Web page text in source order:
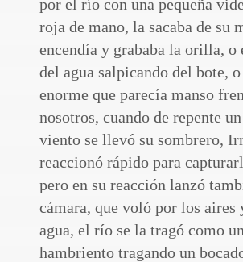
por el río con una pequeña
roja de mano, la sacaba de su
encendía y grababa la orilla, o
del agua salpicando del bote,
enorme que parecía manso
nosotros, cuando de repente
viento se llevó su sombrero,
reaccionó rápido para
pero en su reacción lanzó
cámara, que voló por los aires
agua, el río se la tragó como
hambriento tragando un